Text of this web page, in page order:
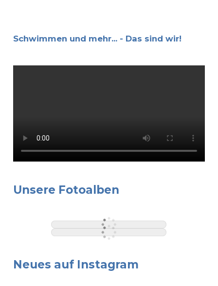
Schwimmen und mehr... - Das sind wir!
Unsere Fotoalben
Neues auf Instagram